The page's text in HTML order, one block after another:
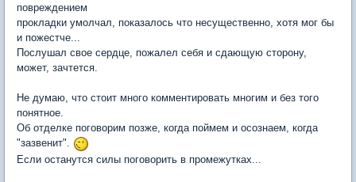
повреждением
прокладки умолчал, показалось что несущественно, хотя мог бы
и пожестче...
Послушал свое сердце, пожалел себя и сдающую сторону,
может, зачтется.
Не думаю, что стоит много комментировать многим и без того
понятное.
Об отделке поговорим позже, когда поймем и осознаем, когда
"зазвенит".
Если останутся силы поговорить в промежутках...